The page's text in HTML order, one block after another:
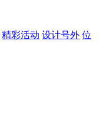
精彩活动 设计号外 位